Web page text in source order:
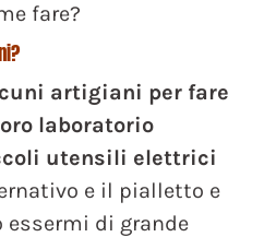
fare?
artigiani per fare
laboratorio
utensili elettrici
e il pialletto e
essermi di grande